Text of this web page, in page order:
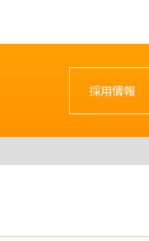
採用情報